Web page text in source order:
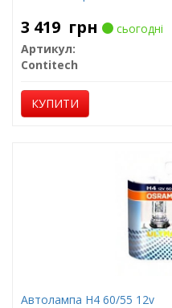
3 419 грн
сьогодні
Артикул:
Contitech
КУПИТИ
Автолампа H4 60/55 12v